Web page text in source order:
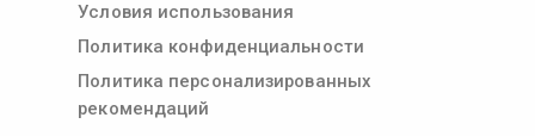
Условия использования
Политика конфиденциальности
Политика персонализированных
рекомендаций